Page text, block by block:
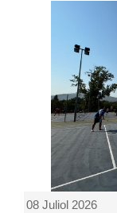
08 Juliol 2026